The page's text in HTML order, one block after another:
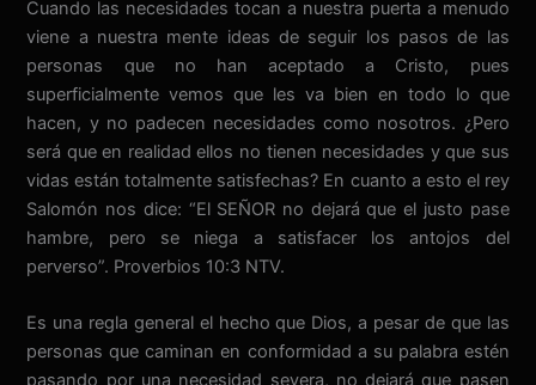
Cuando las necesidades tocan a nuestra puerta a menudo
viene a nuestra mente ideas de seguir los pasos de las
personas que no han aceptado a Cristo, pues
superficialmente vemos que les va bien en todo lo que
hacen, y no padecen necesidades como nosotros. ¿Pero
será que en realidad ellos no tienen necesidades y que sus
vidas están totalmente satisfechas? En cuanto a esto el rey
Salomón nos dice: “El SEÑOR no dejará que el justo pase
hambre, pero se niega a satisfacer los antojos del
perverso”. Proverbios 10:3 NTV.
Es una regla general el hecho que Dios, a pesar de que las
personas que caminan en conformidad a su palabra estén
pasando por una necesidad severa, no dejará que pasen